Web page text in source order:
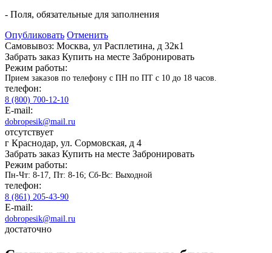
- Поля, обязательные для заполнения
Опубликовать Отменить
Самовывоз: Москва, ул Расплетина, д 32к1
Забрать заказ Купить на месте Забронировать
Режим работы:
Прием заказов по телефону с ПН по ПТ с 10 до 18 часов.
телефон:
8 (800) 700-12-10
E-mail:
dobropesik@mail.ru
отсутствует
г Краснодар, ул. Сормовская, д 4
Забрать заказ Купить на месте Забронировать
Режим работы:
Пн-Чт: 8-17, Пт: 8-16; Сб-Вс: Выходной
телефон:
8 (861) 205-43-90
E-mail:
dobropesik@mail.ru
достаточно